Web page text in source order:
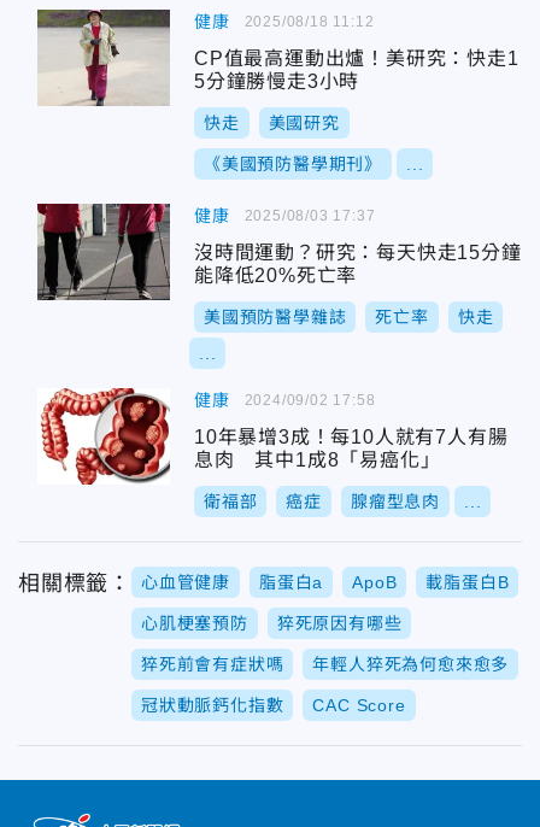
健康
CP值最高運動出爐！美研究：快走1
5分鐘勝慢走3小時
快走 美國研究
《美國預防醫學期刊》
2025/08/18 11:12
健康
沒時間運動？研究：每天快走15分鐘
能降低20%死亡率
美國預防醫學雜誌 死亡率 快走
2025/08/03 17:37
健康
10年暴增3成！每10人就有7人有腸
息肉 其中1成8「易癌化」
衛福部 癌症 腺瘤型息肉
2024/09/02 17:58
相關標籤： 心血管健康 脂蛋白a ApoB 載脂蛋白B
心肌梗塞預防 猝死原因有哪些
猝死前會有症狀嗎 年輕人猝死為何愈來愈多
冠狀動脈鈣化指數 CAC Score